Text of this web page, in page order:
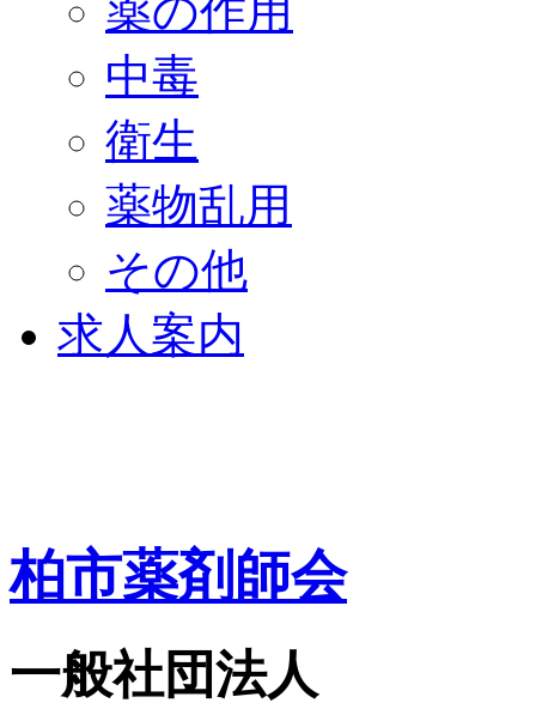
薬の作用
中毒
衛生
薬物乱用
その他
求人案内
柏市薬剤師会
一般社団法人